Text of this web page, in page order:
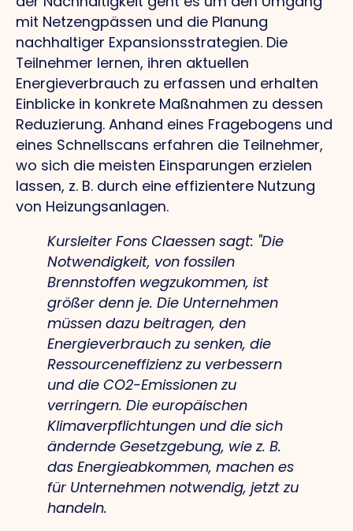
mit Netzengpässen und die Planung
nachhaltiger Expansionsstrategien. Die
Teilnehmer lernen, ihren aktuellen
Energieverbrauch zu erfassen und erhalten
Einblicke in konkrete Maßnahmen zu dessen
Reduzierung. Anhand eines Fragebogens und
eines Schnellscans erfahren die Teilnehmer,
wo sich die meisten Einsparungen erzielen
lassen, z. B. durch eine effizientere Nutzung
von Heizungsanlagen.
Kursleiter Fons Claessen sagt: "Die
Notwendigkeit, von fossilen
Brennstoffen wegzukommen, ist
größer denn je. Die Unternehmen
müssen dazu beitragen, den
Energieverbrauch zu senken, die
Ressourceneffizienz zu verbessern
und die CO2-Emissionen zu
verringern. Die europäischen
Klimaverpflichtungen und die sich
ändernde Gesetzgebung, wie z. B.
das Energieabkommen, machen es
für Unternehmen notwendig, jetzt zu
handeln.